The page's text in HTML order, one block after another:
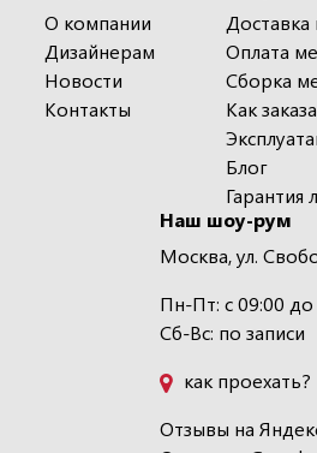
О компании
Дизайнерам
Новости
Контакты
Оплата
Сборка
Как
Блог
Гарантия
Наш шоу-рум
Москва, ул.
Пн-Пт: с 09:00 до
Сб-Вс: по записи
как проехать?
Отзывы на